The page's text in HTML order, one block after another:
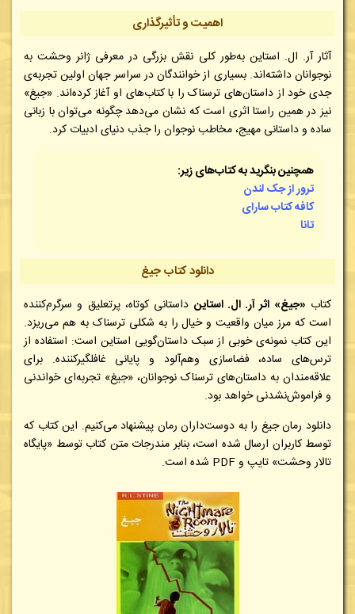
اهمیت و تأثیرگذاری
آثار آر. ال. استاین به‌طور کلی نقش بزرگی در معرفی ژانر وحشت به
نوجوانان داشته‌اند. بسیاری از خوانندگان در سراسر جهان اولین تجربه‌ی
جدی خود از داستان‌های ترسناک را با کتاب‌های او آغاز کرده‌اند. «جیغ»
نیز در همین راستا اثری است که نشان می‌دهد چگونه می‌توان با زبانی
ساده و داستانی مهیج، مخاطب نوجوان را جذب دنیای ادبیات کرد.
همچنین بنگرید به کتاب‌های زیر:
ترور از جک لندن
کافه کتاب سارای
تانا
دانلود کتاب جیغ
کتاب «جیغ» اثر آر. ال. استاین داستانی کوتاه، پرتعلیق و سرگرم‌کننده
است که مرز میان واقعیت و خیال را به شکلی ترسناک به هم می‌ریزد.
این کتاب نمونه‌ی خوبی از سبک داستان‌گویی استاین است: استفاده از
ترس‌های ساده، فضاسازی وهم‌آلود و پایانی غافلگیرکننده. برای
علاقه‌مندان به داستان‌های ترسناک نوجوانان، «جیغ» تجربه‌ای خواندنی
و فراموش‌نشدنی خواهد بود.
دانلود رمان جیغ را به دوست‌داران رمان پیشنهادمی‌کنیم. این کتاب که
توسط کاربران ارسال شده است، بنابر مندرجات متن کتاب توسط «پایگاه
تالار وحشت» تایپ وPDF شده است.